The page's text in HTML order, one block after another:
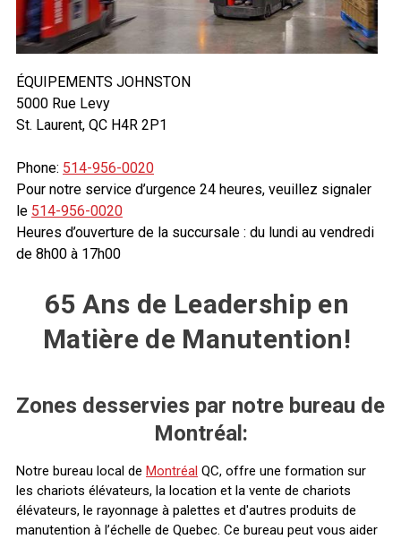
ÉQUIPEMENTS JOHNSTON
5000 Rue Levy
St. Laurent, QC H4R 2P1
Phone: 514-956-0020
Pour notre service d’urgence 24 heures, veuillez signaler
le 514-956-0020
Heures d’ouverture de la succursale : du lundi au vendredi
de 8h00 à 17h00
65 Ans de Leadership en
Matière de Manutention!
Zones desservies par notre bureau de
Montréal:
Notre bureau local de Montréal QC, offre une formation sur
les chariots élévateurs, la location et la vente de chariots
élévateurs, le rayonnage à palettes et d'autres produits de
manutention à l’échelle de Quebec. Ce bureau peut vous aider